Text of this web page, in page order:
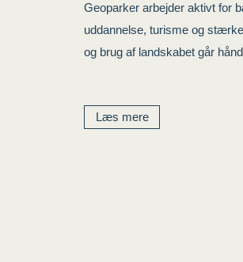
Geoparker arbejder aktivt for
uddannelse, turisme og
og brug af landskabet går
Læs mere